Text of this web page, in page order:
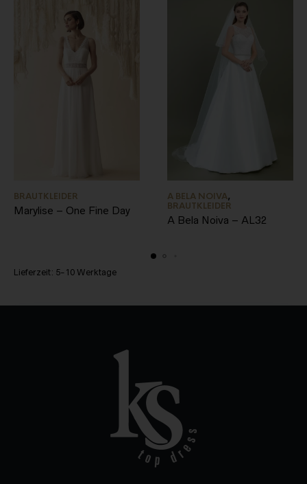
BRAUTKLEIDER
Marylise – One Fine Day
A BELA NOIVA,
BRAUTKLEIDER
A Bela Noiva – AL32
Lieferzeit: 5-10 Werktage